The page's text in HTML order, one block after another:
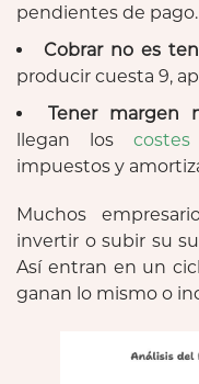
pendientes de pago.
Cobrar no es
producir cuesta 9,
Tener margen
llegan los
impuestos y
Muchos
invertir o subir su
Así entran en un
ganan lo mismo o